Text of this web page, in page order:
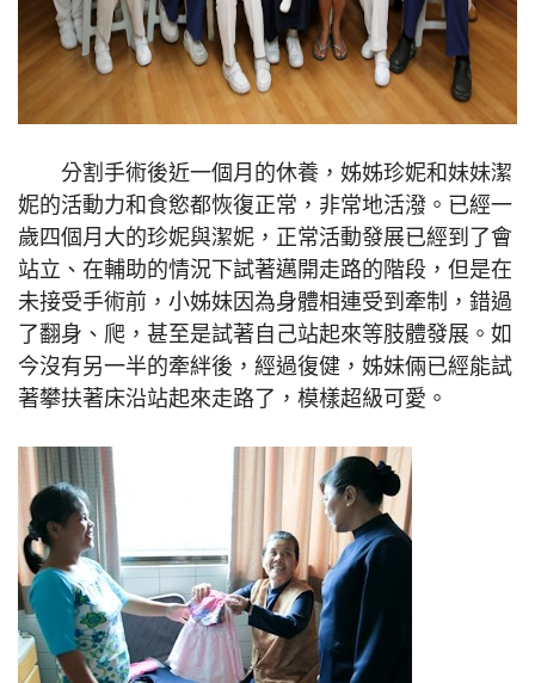
分割手術後近一個月的休養，姊姊珍妮和妹妹潔
妮的活動力和食慾都恢復正常，非常地活潑。已經一
歲四個月大的珍妮與潔妮，正常活動發展已經到了會
站立、在輔助的情況下試著邁開走路的階段，但是在
未接受手術前，小姊妹因為身體相連受到牽制，錯過
了翻身、爬，甚至是試著自己站起來等肢體發展。如
今沒有另一半的牽絆後，經過復健，姊妹倆已經能試
著攀扶著床沿站起來走路了，模樣超級可愛。